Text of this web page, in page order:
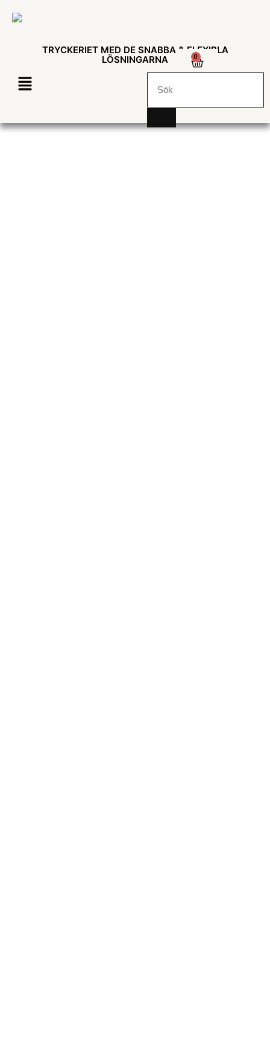
TRYCKERIET MED DE SNABBA & FLEXIBLA
LÖSNINGARNA
0